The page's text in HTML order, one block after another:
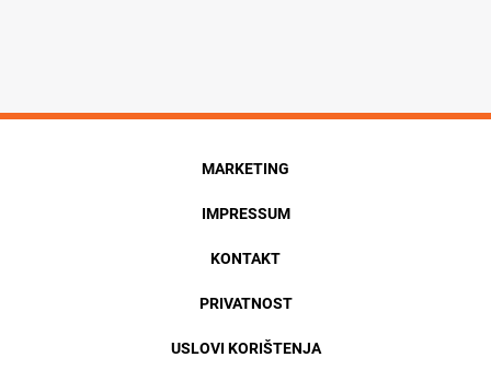
MARKETING
IMPRESSUM
KONTAKT
PRIVATNOST
USLOVI KORIŠTENJA